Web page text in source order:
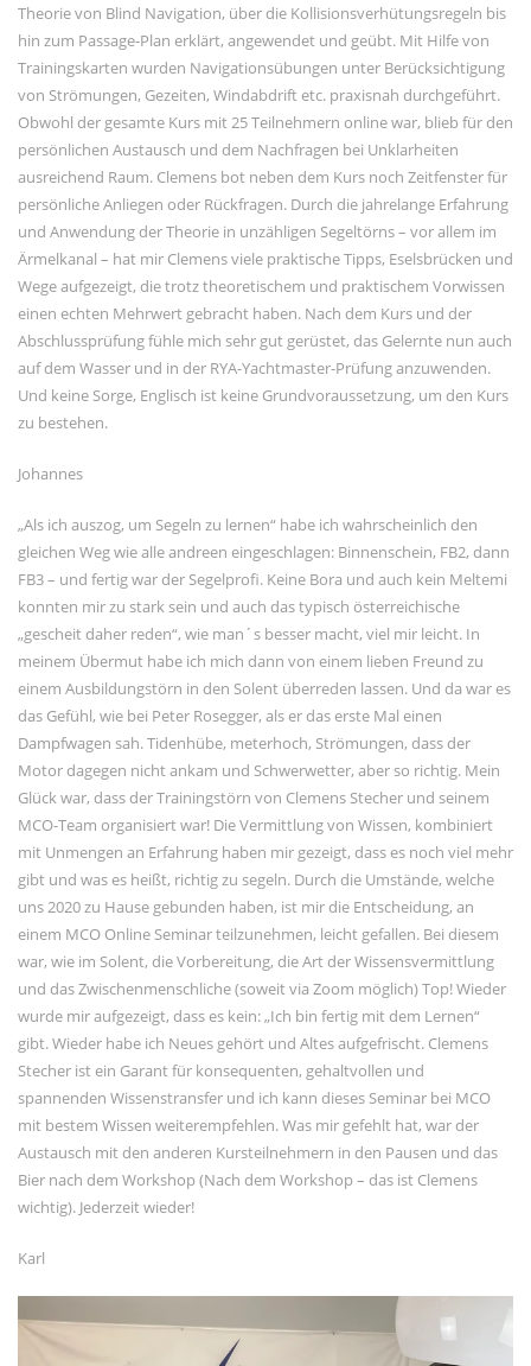
Theorie von Blind Navigation, über die Kollisionsverhütungsregeln bis
hin zum Passage-Plan erklärt, angewendet und geübt. Mit Hilfe von
Trainingskarten wurden Navigationsübungen unter Berücksichtigung
von Strömungen, Gezeiten, Windabdrift etc. praxisnah durchgeführt.
Obwohl der gesamte Kurs mit 25 Teilnehmern online war, blieb für den
persönlichen Austausch und dem Nachfragen bei Unklarheiten
ausreichend Raum. Clemens bot neben dem Kurs noch Zeitfenster für
persönliche Anliegen oder Rückfragen. Durch die jahrelange Erfahrung
und Anwendung der Theorie in unzähligen Segeltörns – vor allem im
Ärmelkanal – hat mir Clemens viele praktische Tipps, Eselsbrücken und
Wege aufgezeigt, die trotz theoretischem und praktischem Vorwissen
einen echten Mehrwert gebracht haben. Nach dem Kurs und der
Abschlussprüfung fühle mich sehr gut gerüstet, das Gelernte nun auch
auf dem Wasser und in der RYA-Yachtmaster-Prüfung anzuwenden.
Und keine Sorge, Englisch ist keine Grundvoraussetzung, um den Kurs
zu bestehen.
Johannes
„Als ich auszog, um Segeln zu lernen“ habe ich wahrscheinlich den
gleichen Weg wie alle andreen eingeschlagen: Binnenschein, FB2, dann
FB3 – und fertig war der Segelprofi. Keine Bora und auch kein Meltemi
konnten mir zu stark sein und auch das typisch österreichische
„gescheit daher reden“, wie man´s besser macht, viel mir leicht. In
meinem Übermut habe ich mich dann von einem lieben Freund zu
einem Ausbildungstörn in den Solent überreden lassen. Und da war es
das Gefühl, wie bei Peter Rosegger, als er das erste Mal einen
Dampfwagen sah. Tidenhübe, meterhoch, Strömungen, dass der
Motor dagegen nicht ankam und Schwerwetter, aber so richtig. Mein
Glück war, dass der Trainingstörn von Clemens Stecher und seinem
MCO-Team organisiert war! Die Vermittlung von Wissen, kombiniert
mit Unmengen an Erfahrung haben mir gezeigt, dass es noch viel mehr
gibt und was es heißt, richtig zu segeln. Durch die Umstände, welche
uns 2020 zu Hause gebunden haben, ist mir die Entscheidung, an
einem MCO Online Seminar teilzunehmen, leicht gefallen. Bei diesem
war, wie im Solent, die Vorbereitung, die Art der Wissensvermittlung
und das Zwischenmenschliche (soweit via Zoom möglich) Top! Wieder
wurde mir aufgezeigt, dass es kein: „Ich bin fertig mit dem Lernen“
gibt. Wieder habe ich Neues gehört und Altes aufgefrischt. Clemens
Stecher ist ein Garant für konsequenten, gehaltvollen und
spannenden Wissenstransfer und ich kann dieses Seminar bei MCO
mit bestem Wissen weiterempfehlen. Was mir gefehlt hat, war der
Austausch mit den anderen Kursteilnehmern in den Pausen und das
Bier nach dem Workshop (Nach dem Workshop – das ist Clemens
wichtig). Jederzeit wieder!
Karl